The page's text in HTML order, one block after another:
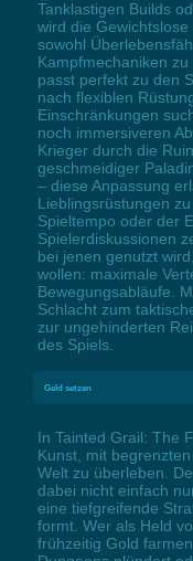
Tanklastigen Builds
wird die
sowohl
Kampfmechaniken
passt perfekt zu den
nach flexiblen
Einschränkungen
noch immersiveren
Krieger durch die
geschmeidiger
– diese Anpassung
Lieblingsrüstungen
Spieltempo oder der
Spielerdiskussionen
bei jenen genutzt
wollen: maximale
Bewegungsabläufe.
Schlacht zum
zur ungehinderten
des Spiels.
Geld setzen
In Tainted Grail: The
Kunst, mit
Welt zu überleben.
dabei nicht einfach
eine tiefgreifende
formt. Wer als Held
frühzeitig Gold